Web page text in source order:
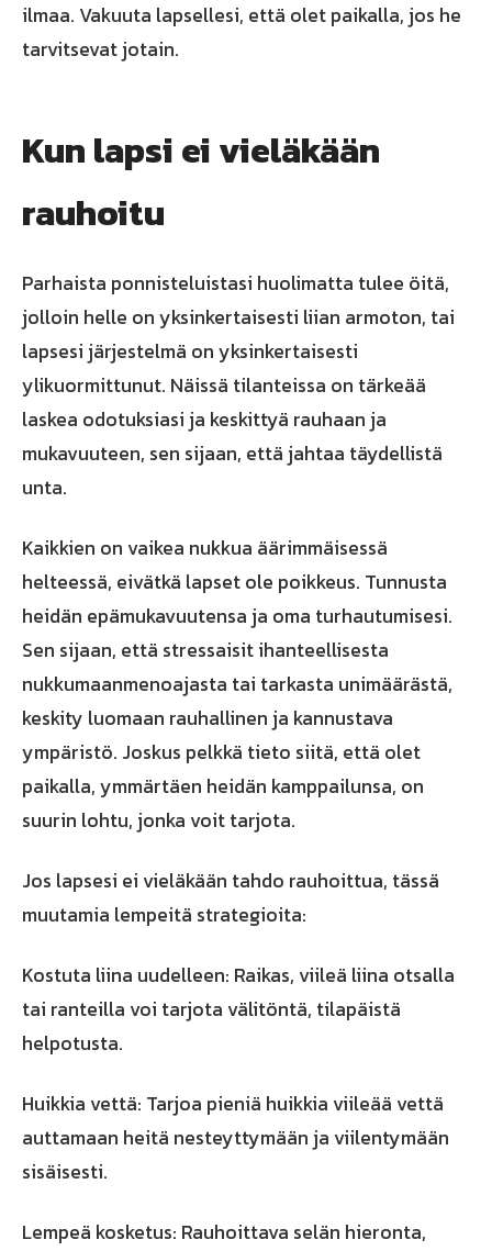
ilmaa. Vakuuta lapsellesi, että olet paikalla, jos he
tarvitsevat jotain.
Kun lapsi ei vieläkään
rauhoitu
Parhaista ponnisteluistasi huolimatta tulee öitä,
jolloin helle on yksinkertaisesti liian armoton, tai
lapsesi järjestelmä on yksinkertaisesti
ylikuormittunut. Näissä tilanteissa on tärkeää
laskea odotuksiasi ja keskittyä rauhaan ja
mukavuuteen, sen sijaan, että jahtaa täydellistä
unta.
Kaikkien on vaikea nukkua äärimmäisessä
helteessä, eivätkä lapset ole poikkeus. Tunnusta
heidän epämukavuutensa ja oma turhautumisesi.
Sen sijaan, että stressaisit ihanteellisesta
nukkumaanmenoajasta tai tarkasta unimäärästä,
keskity luomaan rauhallinen ja kannustava
ympäristö. Joskus pelkkä tieto siitä, että olet
paikalla, ymmärtäen heidän kamppailunsa, on
suurin lohtu, jonka voit tarjota.
Jos lapsesi ei vieläkään tahdo rauhoittua, tässä
muutamia lempeitä strategioita:
Kostuta liina uudelleen: Raikas, viileä liina otsalla
tai ranteilla voi tarjota välitöntä, tilapäistä
helpotusta.
Huikkia vettä: Tarjoa pieniä huikkia viileää vettä
auttamaan heitä nesteyttymään ja viilentymään
sisäisesti.
Lempeä kosketus: Rauhoittava selän hieronta,